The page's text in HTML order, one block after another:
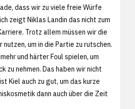
dass wir zu viele freie Würfe
zeigt Niklas Landin das nicht zum
Trotz allem müssen wir die
um in die Partie zu rutschen.
und härter Foul spielen, um
zu nehmen. Das haben wir nicht
Kiel auch zu gut, um das kurze
dann auch über die Zeit